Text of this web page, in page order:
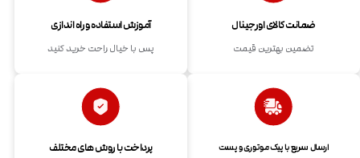
ضمانت کالای اورجینال
تضمین بهترین قیمت
آموزش استفاده و راه اندازی
پس با خیال راحت خرید کنید
ارسال سریع با پیک موتوری و پست پرداخت با روش های مختلف